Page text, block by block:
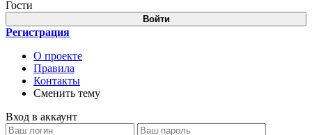
Гости
Войти
Регистрация
О проекте
Правила
Контакты
Сменить тему
Вход в аккаунт